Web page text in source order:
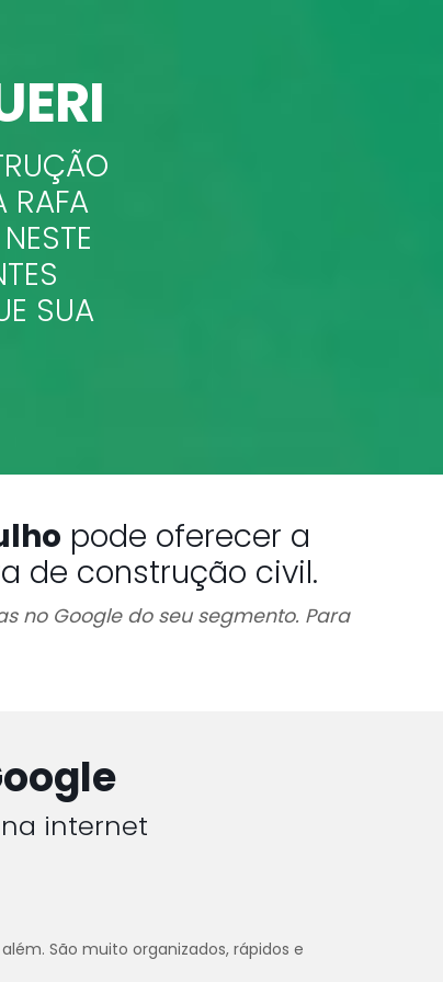
RAFA
SUA
pode oferecer a
de construção civil.
no Google do seu segmento. Para
internet
São muito organizados, rápidos e